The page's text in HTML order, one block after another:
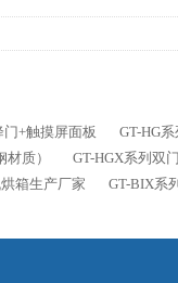
+触摸屏面板
GT-HG
质） GT-HGX系列双
箱生产厂家 GT-BIX系